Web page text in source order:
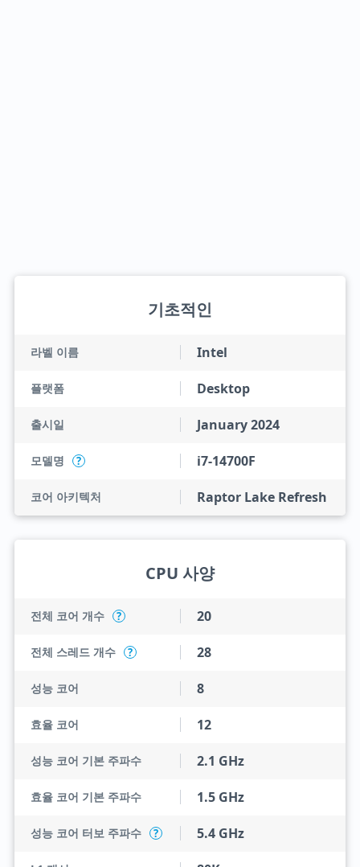
기초적인
라벨 이름 Intel
플랫폼 Desktop
출시일 January 2024
모델명 ? i7-14700F
코어 아키텍처 Raptor Lake Refresh
CPU 사양
전체 코어 개수 ? 20
전체 스레드 개수 ? 28
성능 코어 8
효율 코어 12
성능 코어 기본 주파수 2.1 GHz
효율 코어 기본 주파수 1.5 GHz
성능 코어 터보 주파수 ? 5.4 GHz